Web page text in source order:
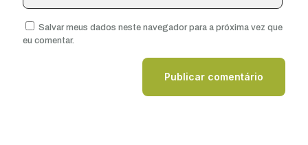
Salvar meus dados neste navegador para a próxima vez que
eu comentar.